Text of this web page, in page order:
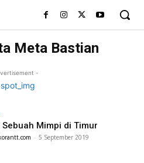
Meta Bastian
-
Sebuah Mimpi di Timur
- 5 September 2019